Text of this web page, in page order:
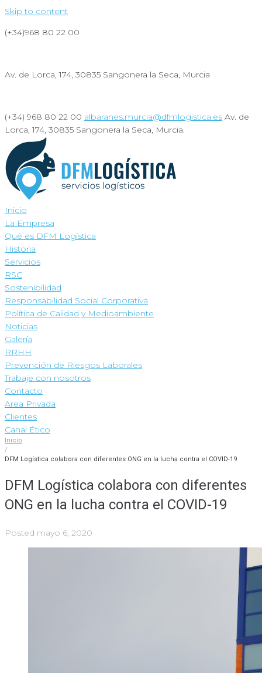
Skip to content
(+34)968 80 22 00
Av. de Lorca, 174, 30835 Sangonera la Seca, Murcia
(+34) 968 80 22 00 albaranes.murcia@dfmlogistica.es Av. de
Lorca, 174, 30835 Sangonera la Seca, Murcia.
Inicio
La Empresa
Qué es DFM Logística
Historia
Servicios
RSC
Sostenibilidad
Responsabilidad Social Corporativa
Política de Calidad y Medioambiente
Noticias
Galería
RRHH
Prevención de Riesgos Laborales
Trabaje con nosotros
Contacto
Area Privada
Clientes
Canal Ético
Inicio
/
DFM Logística colabora con diferentes ONG en la lucha contra el COVID-19
DFM Logística colabora con diferentes
ONG en la lucha contra el COVID-19
Posted mayo 6, 2020